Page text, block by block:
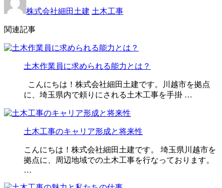
株式会社細田土建 土木工事
関連記事
土木作業員に求められる能力とは？
こんにちは！株式会社細田土建です。川越市を拠点
に、埼玉県内で頼りにされる土木工事を手掛 …
土木工事のキャリア形成と将来性
こんにちは！株式会社細田土建です。 埼玉県川越市を
拠点に、周辺地域での土木工事を行なっております。
…